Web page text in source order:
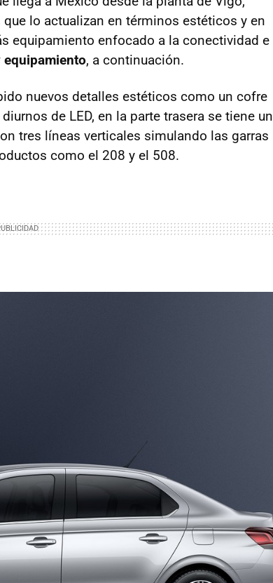
lo actualizan en términos estéticos y en
equipamiento enfocado a la conectividad e
, a continuación.
nuevos detalles estéticos como un cofre
de LED, en la parte trasera se tiene un
tres líneas verticales simulando las garras
como el 208 y el 508.